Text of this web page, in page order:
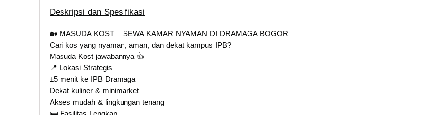
Deskripsi dan Spesifikasi
🏡 MASUDA KOST – SEWA KAMAR NYAMAN DI DRAMAGA BOGOR
Cari kos yang nyaman, aman, dan dekat kampus IPB?
Masuda Kost jawabannya 👍
📍 Lokasi Strategis
±5 menit ke IPB Dramaga
Dekat kuliner & minimarket
Akses mudah & lingkungan tenang
🛏 Fasilitas Lengkap